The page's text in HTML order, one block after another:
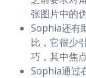
张图片中的
Sophia还有
比，它很少
巧，其中焦
Sophia通过